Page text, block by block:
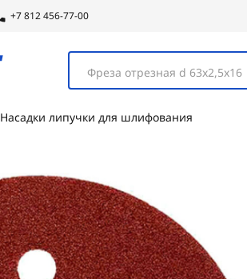
+7 812 456-77-00
Фреза отрезная d 63х2,5х16
Насадки липучки для шлифования